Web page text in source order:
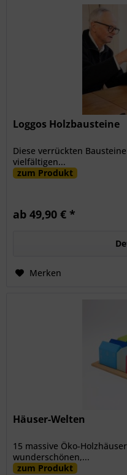
Loggos Holzbausteine
Diese verrückten
vielfältigen...
zum Produkt
ab 49,90 € *
Merken
Häuser-Welten
15 massive Öko-
wunderschönen,...
zum Produkt